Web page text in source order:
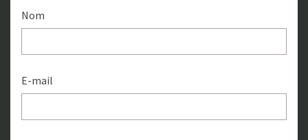
Nom
E-mail